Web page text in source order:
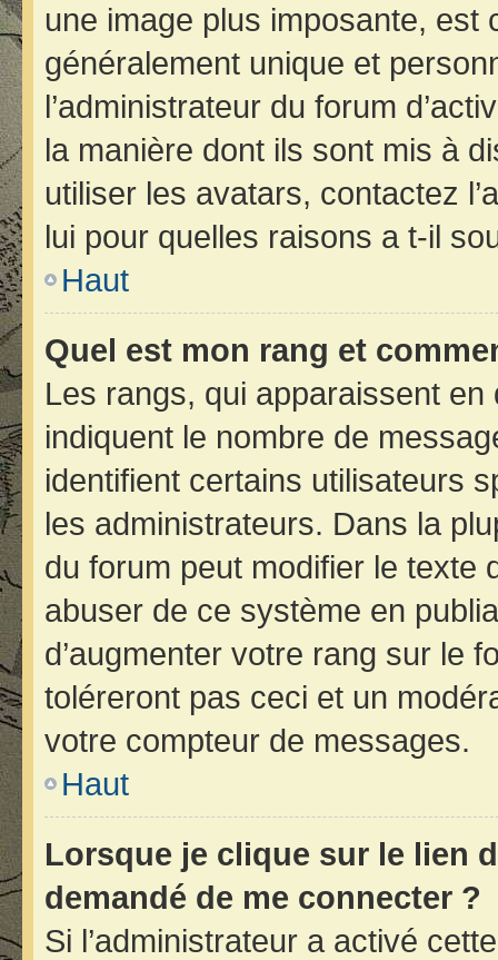
une image plus imposante, est
généralement unique et
l’administrateur du forum
la manière dont ils sont mis à
utiliser les avatars, contactez
lui pour quelles raisons a t-il
Haut
Quel est mon rang et
Les rangs, qui apparaissent en
indiquent le nombre de
identifient certains utilisateurs
les administrateurs. Dans la
du forum peut modifier le texte
abuser de ce système en
d’augmenter votre rang sur le
toléreront pas ceci et un
votre compteur de messages.
Haut
Lorsque je clique sur le lien
demandé de me connecter ?
Si l’administrateur a activé